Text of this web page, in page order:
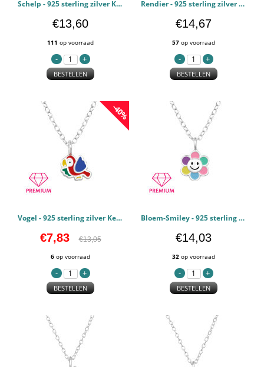
Schelp - 925 sterling zilver Kettingen voor kinderen PCJW48928
€13,60
111 op voorraad
BESTELLEN
Rendier - 925 sterling zilver Kettingen voor kinderen PCJW48926
€14,67
57 op voorraad
BESTELLEN
-40%
Vogel - 925 sterling zilver Kettingen voor kinderen PCJW48823
€7,83 €13,05
6 op voorraad
BESTELLEN
Bloem-Smiley - 925 sterling zilver Kettingen voor kinderen PCJW48819
€14,03
32 op voorraad
BESTELLEN